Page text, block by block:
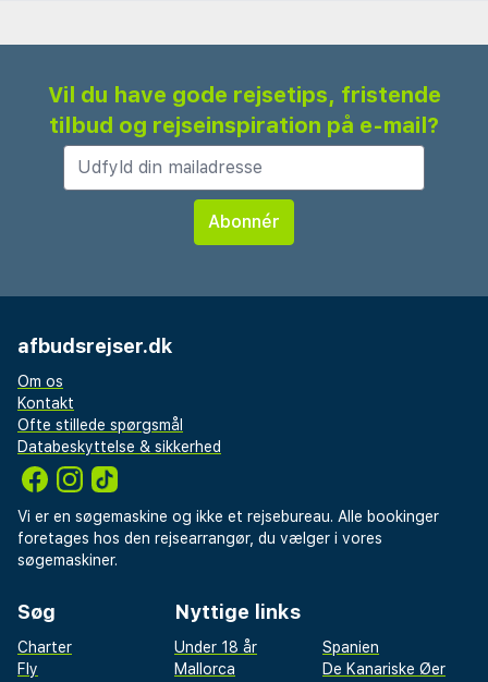
Vil du have gode rejsetips, fristende
tilbud og rejseinspiration på e-mail?
afbudsrejser.dk
Om os
Kontakt
Ofte stillede spørgsmål
Databeskyttelse & sikkerhed
Vi er en søgemaskine og ikke et rejsebureau. Alle bookinger
foretages hos den rejsearrangør, du vælger i vores
søgemaskiner.
Søg
Charter
Fly
Nyttige links
Under 18 år
Spanien
Mallorca
De Kanariske Øer